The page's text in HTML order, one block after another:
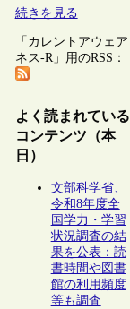
続きを見る
「カレントアウェア
ネス-R」用のRSS：
よく読まれている
コンテンツ（本
日）
文部科学省、
令和8年度全
国学力・学習
状況調査の結
果を公表：読
書時間や図書
館の利用頻度
等も調査